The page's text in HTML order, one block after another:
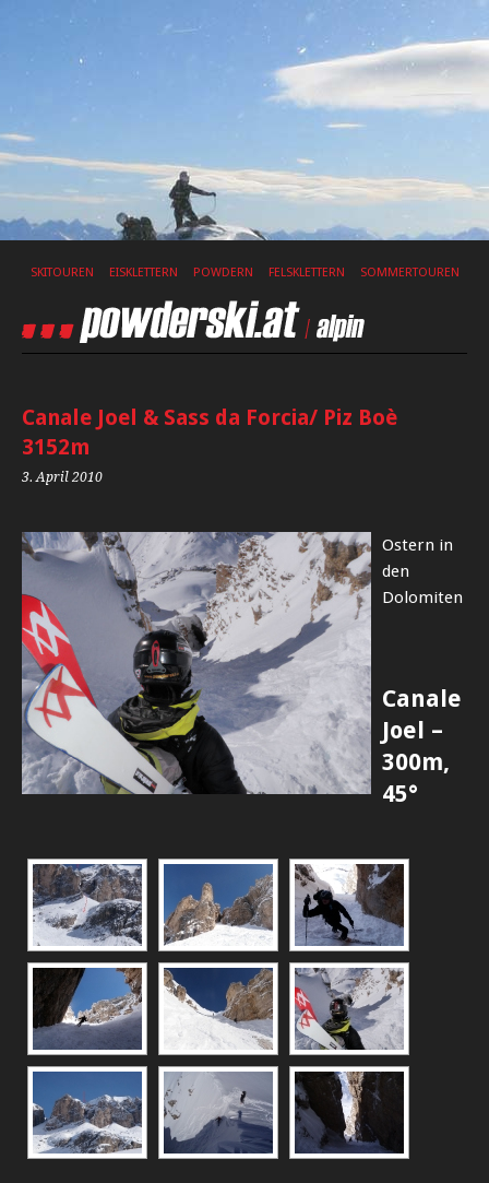
SKITOUREN EISKLETTERN POWDERN FELSKLETTERN SOMMERTOUREN
Canale Joel & Sass da Forcia/ Piz Boè
3152m
3. April 2010
Ostern in
den
Dolomiten
Canale
Joel –
300m,
45°